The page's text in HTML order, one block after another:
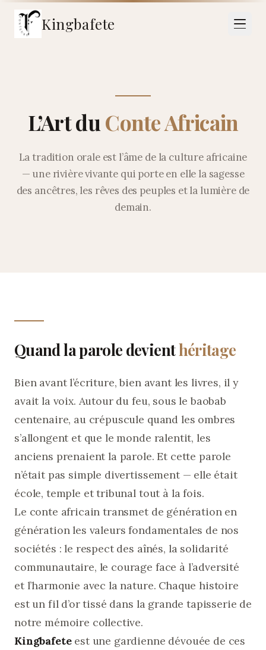
Kingbafete
L’Art du Conte Africain
La tradition orale est l’âme de la culture africaine
— une rivière vivante qui porte en elle la sagesse
des ancêtres, les rêves des peuples et la lumière de
demain.
Quand la parole devienthéritage
Bien avant l’écriture, bien avant les livres, il y
avait la voix. Autour du feu, sous le baobab
centenaire, au crépuscule quand les ombres
s’allongent et que le monde ralentit, les
anciens prenaient la parole. Et cette parole
n’était pas simple divertissement — elle était
école, temple et tribunal tout à la fois.
Le conte africain transmet de génération en
génération les valeurs fondamentales de nos
sociétés : le respect des aînés, la solidarité
communautaire, le courage face à l’adversité
et l’harmonie avec la nature. Chaque histoire
est un fil d’or tissé dans la grande tapisserie de
notre mémoire collective.
Kingbafeteest une gardienne dévouée de ces